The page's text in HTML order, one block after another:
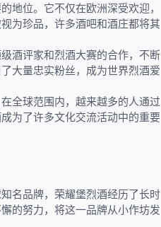
地位。它不仅在欧洲深受欢迎，
为珍品，许多酒吧和酒庄都将其
酒评家和烈酒大赛的合作，不断
大量忠实粉丝，成为世界烈酒爱
全球范围内，越来越多的人通过
为了许多文化交流活动中的重要
名品牌，荣耀堡烈酒经历了长时
的努力，将这一品牌从小作坊发